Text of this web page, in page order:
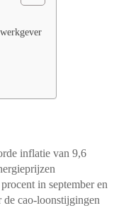
inflatie van 9,6
in september en
de cao-loonstijgingen